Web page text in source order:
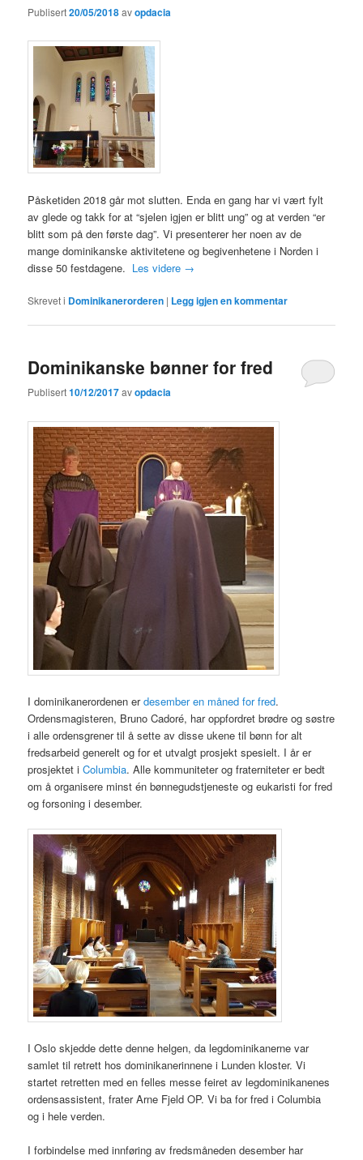
Publisert20/05/2018avopdacia
Påsketiden 2018 går mot slutten. Enda en gang har vi vært fylt
av glede og takk for at “sjelen igjen er blitt ung” og at verden “er
blitt som på den første dag”. Vi presenterer her noen av de
mange dominikanske aktivitetene og begivenhetene i Norden i
disse 50 festdagene. Les videre →
Skrevet i Dominikanerorderen | Legg igjen en kommentar
Dominikanske bønner for fred
Publisert10/12/2017avopdacia
I dominikanerordenen erdesember en måned for fred.
Ordensmagisteren, Bruno Cadoré, har oppfordret brødre og søstre
i alle ordensgrener til å sette av disse ukene til bønn for alt
fredsarbeid generelt og for et utvalgt prosjekt spesielt. I år er
prosjektet iColumbia. Alle kommuniteter og fraterniteter er bedt
om å organisere minst én bønnegudstjeneste og eukaristi for fred
og forsoning i desember.
I Oslo skjedde dette denne helgen, da legdominikanerne var
samlet til retrett hos dominikanerinnene i Lunden kloster. Vi
startet retretten med en felles messe feiret av legdominikanenes
ordensassistent, frater Arne Fjeld OP. Vi ba for fred i Columbia
og i hele verden.
I forbindelse med innføring av fredsmåneden desember har